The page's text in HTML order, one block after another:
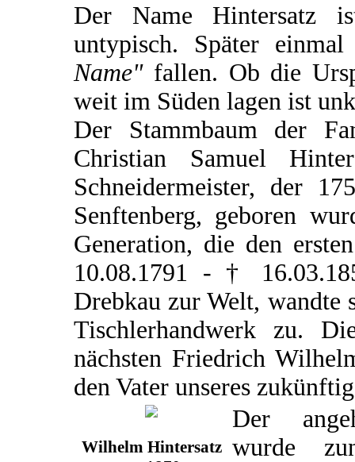
Der Name Hintersatz
untypisch. Später
Name"fallen. Ob die
weit im Süden lagen ist
Der Stammbaum der
Christian Samuel
Schneidermeister, der
Senftenberg, geboren
Generation, die den
10.08.1791 - †
Drebkau zur Welt, wandte
Tischlerhandwerk zu.
nächsten Friedrich
den Vater unseres
Wilhelm Hintersatz
Der
wurde